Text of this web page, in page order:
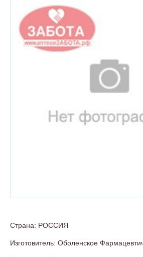
Страна: РОССИЯ
Изготовитель: Оболенское